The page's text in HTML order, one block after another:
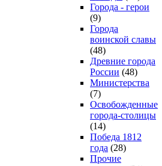
Города - герои
(9)
Города
воинской славы
(48)
Древние города
России (48)
Министерства
(7)
Освобожденные
города-столицы
(14)
Победа 1812
года (28)
Прочие